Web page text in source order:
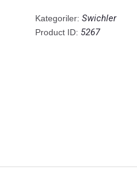
Kategoriler: Swichler
Product ID: 5267